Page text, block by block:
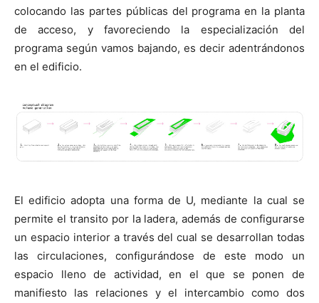
colocando las partes públicas del programa en la planta
de acceso, y favoreciendo la especialización del
programa según vamos bajando, es decir adentrándonos
en el edificio.
El edificio adopta una forma de U, mediante la cual se
permite el transito por la ladera, además de configurarse
un espacio interior a través del cual se desarrollan todas
las circulaciones, configurándose de este modo un
espacio lleno de actividad, en el que se ponen de
manifiesto las relaciones y el intercambio como dos